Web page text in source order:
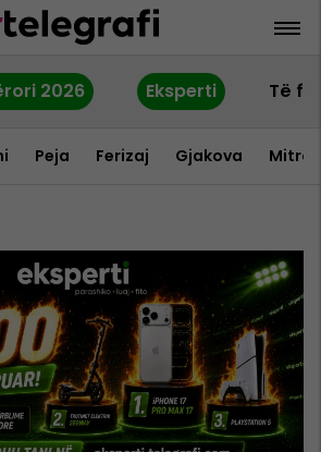
2026 Eksperti Të
Peja Ferizaj Gjakova